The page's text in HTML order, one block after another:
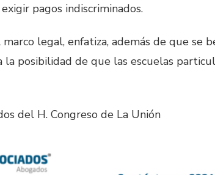
pagos indiscriminados.
legal, enfatiza, además de que se
la posibilidad de que las escuelas
del H. Congreso de La Unión